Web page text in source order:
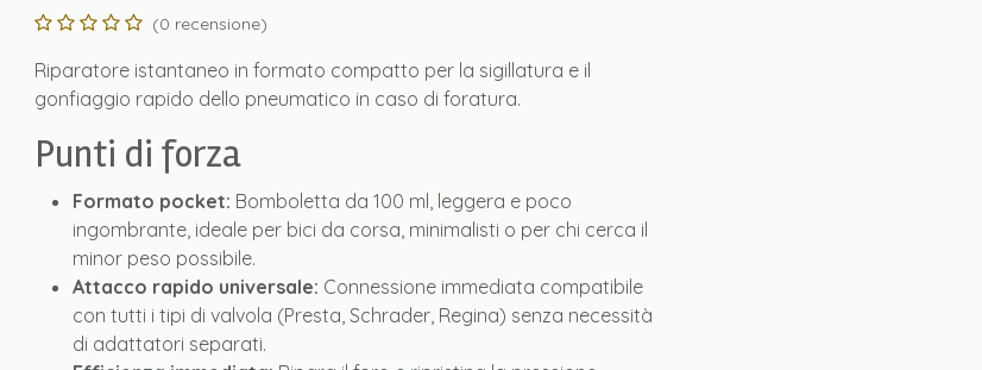
(0 recensione)
Riparatore istantaneo in formato compatto per la sigillatura e il
gonfiaggio rapido dello pneumatico in caso di foratura.
Punti di forza
Formato pocket: Bomboletta da 100 ml, leggera e poco
ingombrante, ideale per bici da corsa, minimalisti o per chi cerca il
minor peso possibile.
Attacco rapido universale: Connessione immediata compatibile
con tutti i tipi di valvola (Presta, Schrader, Regina) senza necessità
di adattatori separati.